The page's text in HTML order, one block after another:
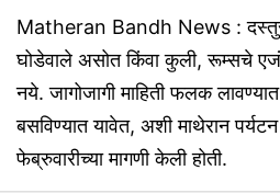
Matheran Bandh News : दस्तुरी
घोडेवाले असोत किंवा कुली, रूम्सचे
नये. जागोजागी माहिती फलक
बसविण्यात यावेत, अशी माथेरान
फेब्रुवारीच्या मागणी केली होती.